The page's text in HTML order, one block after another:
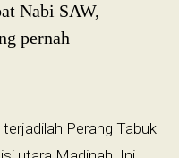
Nabi SAW,
pernah
Perang Tabuk